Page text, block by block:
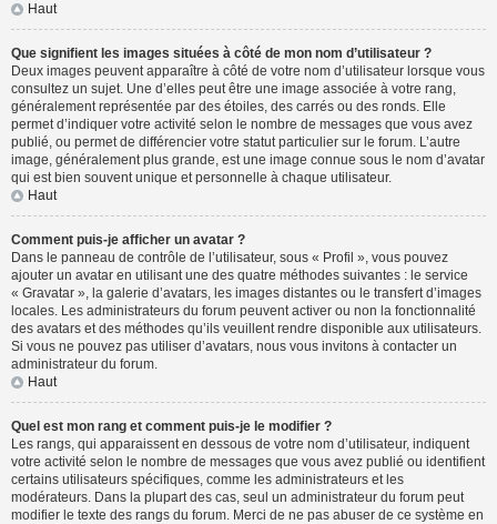
Haut
Que signifient les images situées à côté de mon nom d’utilisateur ?
Deux images peuvent apparaître à côté de votre nom d’utilisateur lorsque vous
consultez un sujet. Une d’elles peut être une image associée à votre rang,
généralement représentée par des étoiles, des carrés ou des ronds. Elle
permet d’indiquer votre activité selon le nombre de messages que vous avez
publié, ou permet de différencier votre statut particulier sur le forum. L’autre
image, généralement plus grande, est une image connue sous le nom d’avatar
qui est bien souvent unique et personnelle à chaque utilisateur.
Haut
Comment puis-je afficher un avatar ?
Dans le panneau de contrôle de l’utilisateur, sous « Profil », vous pouvez
ajouter un avatar en utilisant une des quatre méthodes suivantes : le service
« Gravatar », la galerie d’avatars, les images distantes ou le transfert d’images
locales. Les administrateurs du forum peuvent activer ou non la fonctionnalité
des avatars et des méthodes qu’ils veuillent rendre disponible aux utilisateurs.
Si vous ne pouvez pas utiliser d’avatars, nous vous invitons à contacter un
administrateur du forum.
Haut
Quel est mon rang et comment puis-je le modifier ?
Les rangs, qui apparaissent en dessous de votre nom d’utilisateur, indiquent
votre activité selon le nombre de messages que vous avez publié ou identifient
certains utilisateurs spécifiques, comme les administrateurs et les
modérateurs. Dans la plupart des cas, seul un administrateur du forum peut
modifier le texte des rangs du forum. Merci de ne pas abuser de ce système en